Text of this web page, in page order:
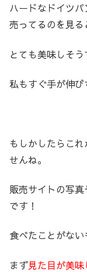
ハードなドイツ
売ってるのを見る
とても美味しそう
私もすぐ手が伸び
もしかしたらこ
せんね。
販売サイトの写
です！
食べたことがない
まず見た目が美